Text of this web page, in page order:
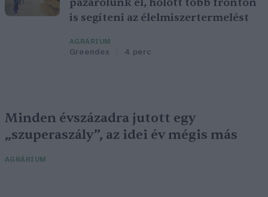
pazarolunk el, holott több fronton
is segíteni az élelmiszertermelést
AGRÁRIUM
Greendex 4 perc
Minden évszázadra jutott egy
„szuperaszály”, az idei év mégis más
AGRÁRIUM